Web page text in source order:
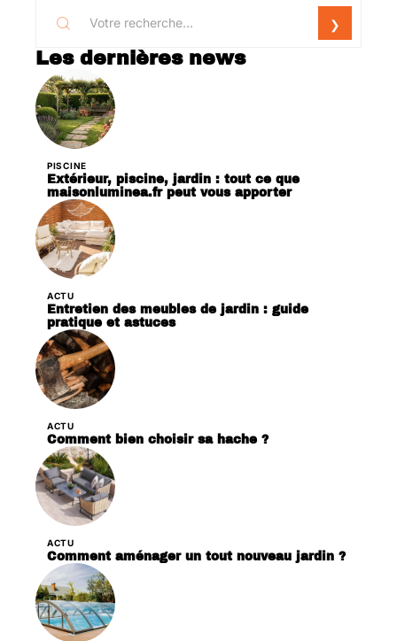
Les dernières news
PISCINE
Extérieur, piscine, jardin : tout ce que
maisonluminea.fr peut vous apporter
ACTU
Entretien des meubles de jardin : guide
pratique et astuces
ACTU
Comment bien choisir sa hache ?
ACTU
Comment aménager un tout nouveau jardin ?